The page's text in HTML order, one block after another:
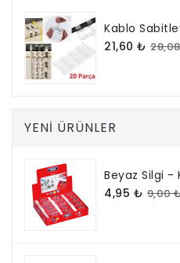
ömürlü
kullanım
sağlar.
Oyun
severlerin
tarzını
tabela,
özellikle
köşeleri,
Twitch
veya
YouTube
yayın
alanları
Kablo
21,60 ₺
YENI ÜRÜNLER
Beyaz Silgi -
4,95 ₺ 9,00